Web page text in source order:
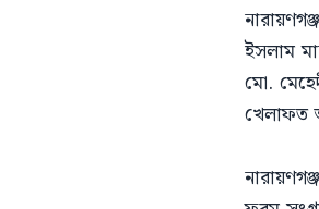
ইসলাম
মো.
খেলাফত